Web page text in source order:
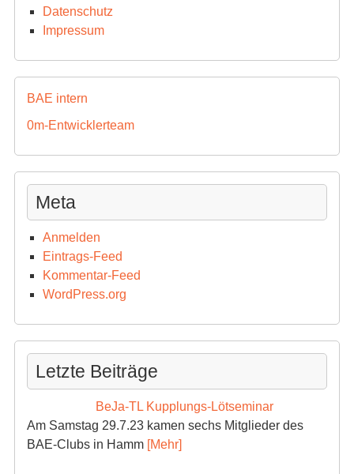
Datenschutz
Impressum
BAE intern
0m-Entwicklerteam
Meta
Anmelden
Eintrags-Feed
Kommentar-Feed
WordPress.org
Letzte Beiträge
BeJa-TL Kupplungs-Lötseminar
Am Samstag 29.7.23 kamen sechs Mitglieder des
BAE-Clubs in Hamm [Mehr]